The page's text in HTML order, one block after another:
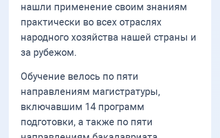
нашли применение своим знаниям
практически во всех отраслях
народного хозяйства нашей страны и
за рубежом.
Обучение велось по пяти
направлениям магистратуры,
включавшим 14 программ
подготовки, а также по пяти